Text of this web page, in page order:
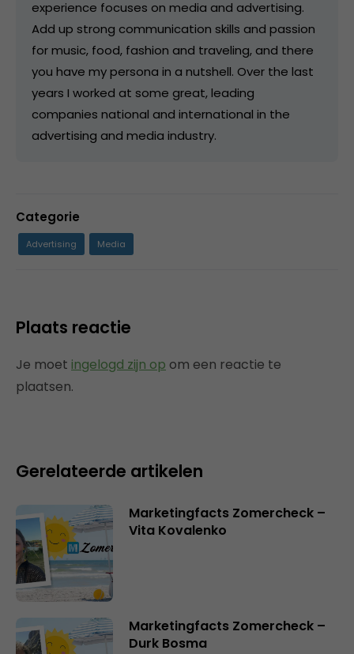
experience focuses on media and advertising.
Add up strong communication skills and passion
for music, food, fashion and traveling, and there
you have my persona in a nutshell. Over the last
years I worked at some great, leading
companies national and international in the
advertising and media industry.
Categorie
Advertising Media
Plaats reactie
Je moet ingelogd zijn op om een reactie te
plaatsen.
Gerelateerde artikelen
Marketingfacts Zomercheck –
Vita Kovalenko
Marketingfacts Zomercheck –
Durk Bosma